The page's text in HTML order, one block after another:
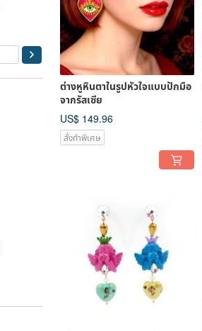
ต่างหูหินตาในรูปหัวใจแบบปักมือ
จากรัสเซีย
US$ 149.96
สั่งทำพิเศษ